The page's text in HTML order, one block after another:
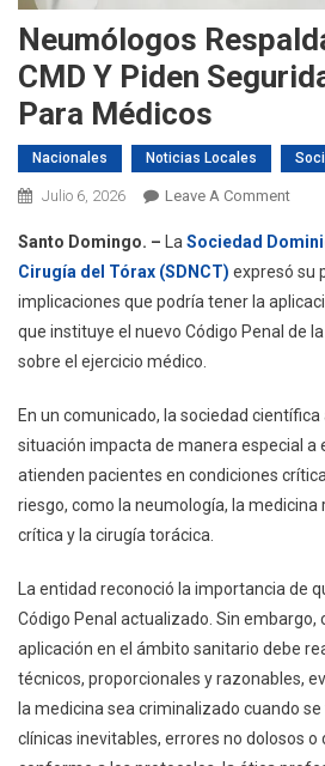
Neumólogos
CMD Y Piden
Para Médicos
Nacionales Noticias Locales
Julio 6, 2026 Leave A CommentOn
Del
CMD
Para
Santo Domingo. – La Sociedad
Cirugía del Tórax (SDNCT) expresó su
implicaciones que podría tener la
que instituye el nuevo Código Penal de
sobre el ejercicio médico.
En un comunicado, la sociedad
situación impacta de manera especial a
atienden pacientes en condiciones
riesgo, como la neumología, la medicina
crítica y la cirugía torácica.
La entidad reconoció la importancia de
Código Penal actualizado. Sin embargo,
aplicación en el ámbito sanitario debe
técnicos, proporcionales y razonables,
la medicina sea criminalizado cuando
clínicas inevitables, errores no dolosos